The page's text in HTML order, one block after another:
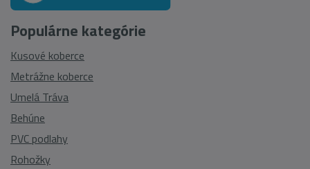
Populárne kategórie
Kusové koberce
Metrážne koberce
Umelá Tráva
Behúne
PVC podlahy
Rohožky